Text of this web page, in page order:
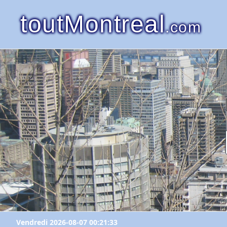
toutMontreal.com
Vendredi 2026-08-07 00:21:33